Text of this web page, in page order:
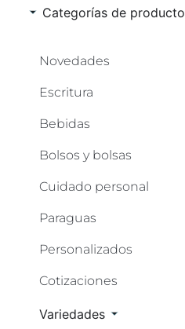
Categorías de producto
Novedades
Escritura
Bebidas
Bolsos y bolsas
Cuidado personal
Paraguas
Personalizados
Cotizaciones
Variedades